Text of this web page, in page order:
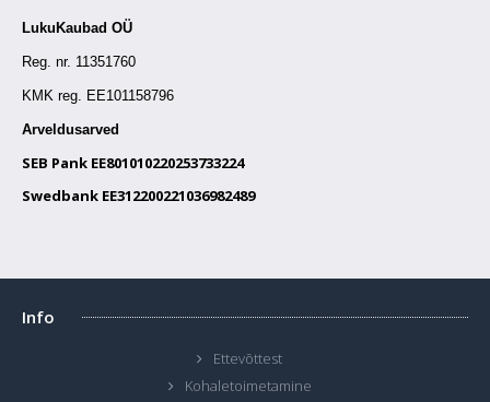
LukuKaubad OÜ
Reg. nr. 11351760
KMK reg. EE101158796
Arveldusarved
SEB Pank EE801010220253733224
Swedbank EE312200221036982489
Info
Ettevõttest
Kohaletoimetamine